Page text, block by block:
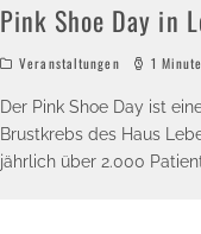
Pink Shoe Day in
Veranstaltungen 1
Der Pink Shoe Day ist
Brustkrebs des Haus
jährlich über 2.000